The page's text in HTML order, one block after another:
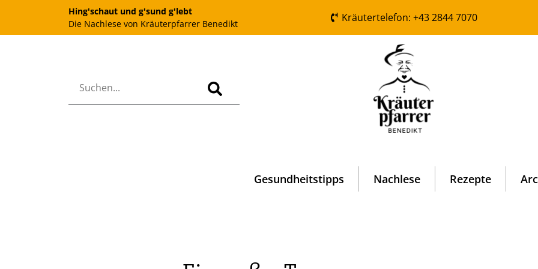
Hing'schaut und g'sund g'lebt
Die Nachlese von Kräuterpfarrer Benedikt
Kräutertelefon: +43 2844 7070
Gesundheitstipps Nachlese Rezepte